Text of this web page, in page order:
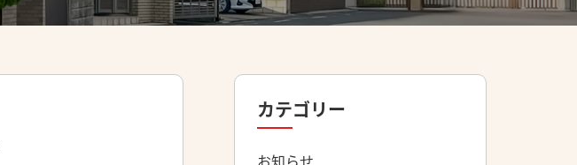
カテゴリー